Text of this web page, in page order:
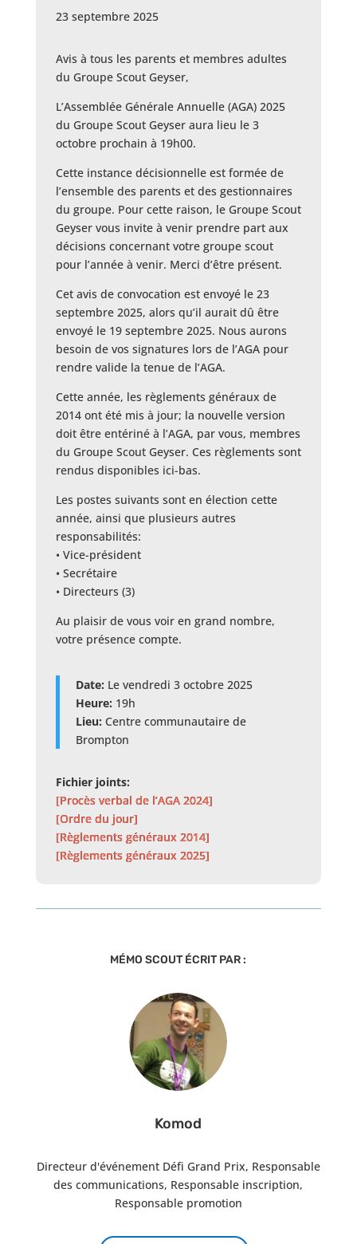
23 septembre 2025
Avis à tous les parents et membres adultes
du Groupe Scout Geyser,
L’Assemblée Générale Annuelle (AGA) 2025
du Groupe Scout Geyser aura lieu le 3
octobre prochain à 19h00.
Cette instance décisionnelle est formée de
l’ensemble des parents et des gestionnaires
du groupe. Pour cette raison, le Groupe Scout
Geyser vous invite à venir prendre part aux
décisions concernant votre groupe scout
pour l’année à venir. Merci d’être présent.
Cet avis de convocation est envoyé le 23
septembre 2025, alors qu’il aurait dû être
envoyé le 19 septembre 2025. Nous aurons
besoin de vos signatures lors de l’AGA pour
rendre valide la tenue de l’AGA.
Cette année, les règlements généraux de
2014 ont été mis à jour; la nouvelle version
doit être entériné à l’AGA, par vous, membres
du Groupe Scout Geyser. Ces règlements sont
rendus disponibles ici-bas.
Les postes suivants sont en élection cette
année, ainsi que plusieurs autres
responsabilités:
• Vice-président
• Secrétaire
• Directeurs (3)
Au plaisir de vous voir en grand nombre,
votre présence compte.
Date: Le vendredi 3 octobre 2025
Heure: 19h
Lieu: Centre communautaire de
Brompton
Fichier joints:
[Procès verbal de l’AGA 2024]
[Ordre du jour]
[Règlements généraux 2014]
[Règlements généraux 2025]
MÉMO SCOUT ÉCRIT PAR :
Komod
Directeur d'événement Défi Grand Prix, Responsable
des communications, Responsable inscription,
Responsable promotion